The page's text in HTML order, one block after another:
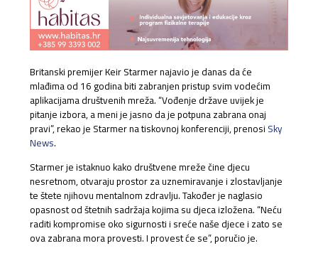
Britanski premijer Keir Starmer najavio je danas da će
mlađima od 16 godina biti zabranjen pristup svim vodećim
aplikacijama društvenih mreža. “Vođenje države uvijek je
pitanje izbora, a meni je jasno da je potpuna zabrana onaj
pravi”, rekao je Starmer na tiskovnoj konferenciji, prenosi Sky
News.
Starmer je istaknuo kako društvene mreže čine djecu
nesretnom, otvaraju prostor za uznemiravanje i zlostavljanje
te štete njihovu mentalnom zdravlju. Također je naglasio
opasnost od štetnih sadržaja kojima su djeca izložena. “Neću
raditi kompromise oko sigurnosti i sreće naše djece i zato se
ova zabrana mora provesti. I provest će se”, poručio je.